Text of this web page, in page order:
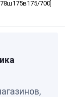
700]